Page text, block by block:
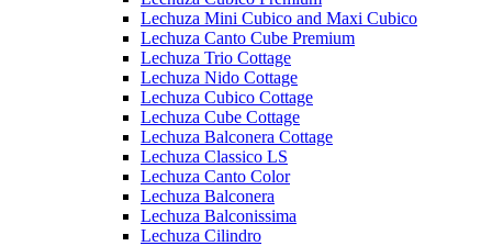
Lechuza Mini Cubico and Maxi Cubico
Lechuza Canto Cube Premium
Lechuza Trio Cottage
Lechuza Nido Cottage
Lechuza Cubico Cottage
Lechuza Cube Cottage
Lechuza Balconera Cottage
Lechuza Classico LS
Lechuza Canto Color
Lechuza Balconera
Lechuza Balconissima
Lechuza Cilindro